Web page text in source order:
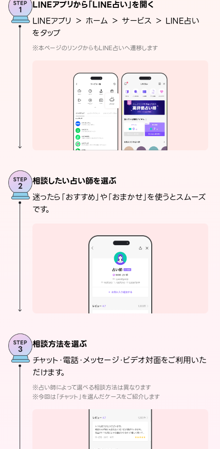
LINEアプリから「LINE占い」を開く
LINEアプリ ＞ ホーム ＞ サービス ＞ LINE占い
をタップ
※本ページのリンクからもLINE占いへ遷移します
相談したい占い師を選ぶ
迷ったら「おすすめ」や「おまかせ」を使うとスムーズ
です。
相談方法を選ぶ
チャット・電話・メッセージ・ビデオ対面をご利用いた
だけます。
※占い師によって選べる相談方法は異なります
※今回は「チャット」を選んだケースをご紹介します